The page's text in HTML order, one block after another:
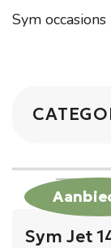
Sym occasions
Sym Jet